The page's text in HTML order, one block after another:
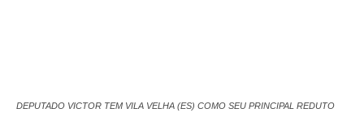
DEPUTADO VICTOR TEM VILA VELHA (ES) COMO SEU PRINCIPAL REDUTO